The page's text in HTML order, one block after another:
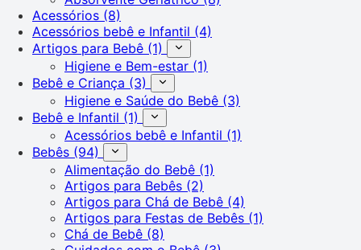
Acessórios (8)
Acessórios bebê e Infantil (4)
Artigos para Bebê (1)
Higiene e Bem-estar (1)
Bebê e Criança (3)
Higiene e Saúde do Bebê (3)
Bebê e Infantil (1)
Acessórios bebê e Infantil (1)
Bebês (94)
Alimentação do Bebê (1)
Artigos para Bebês (2)
Artigos para Chá de Bebê (4)
Artigos para Festas de Bebês (1)
Chá de Bebê (8)